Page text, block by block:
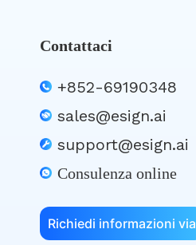
Contattaci
+852-69190348
sales@esign.ai
support@esign.ai
Consulenza online
Richiedi informazioni via